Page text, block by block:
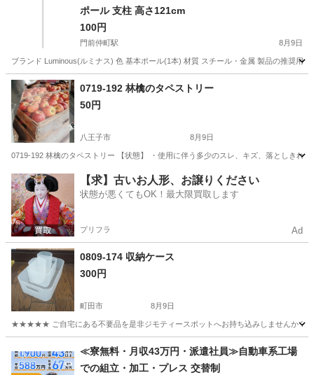
ポール 支柱 高さ121cm
100円
門前仲町駅 8月9日
ブランド Luminous(ルミナス) 色 基本ポール(1本) 材質 スチール・金属 製品の推奨用
東京 江東区 収納家具 ポール
0719-192 林檎のタペストリー
50円
八王子市 8月9日
0719-192 林檎のタペストリー 【状態】 ・使用に伴う多少のスレ、キズ、落としき
東京 八王子市 ファブリック、カバー 現地
【求】古いお人形、お譲りください
状態が悪くてもOK！最大限買取します
プリフラ Ad
0809-174 収納ケース
300円
町田市 8月9日
★★★★★ ご自宅にある不要品を是非ジモティースポットへお持ち込みしませんか？
収納家具 現地
≪寮無料・月収43万円・派遣社員≫自動車系工場
での組立・加工・プレス 交替制